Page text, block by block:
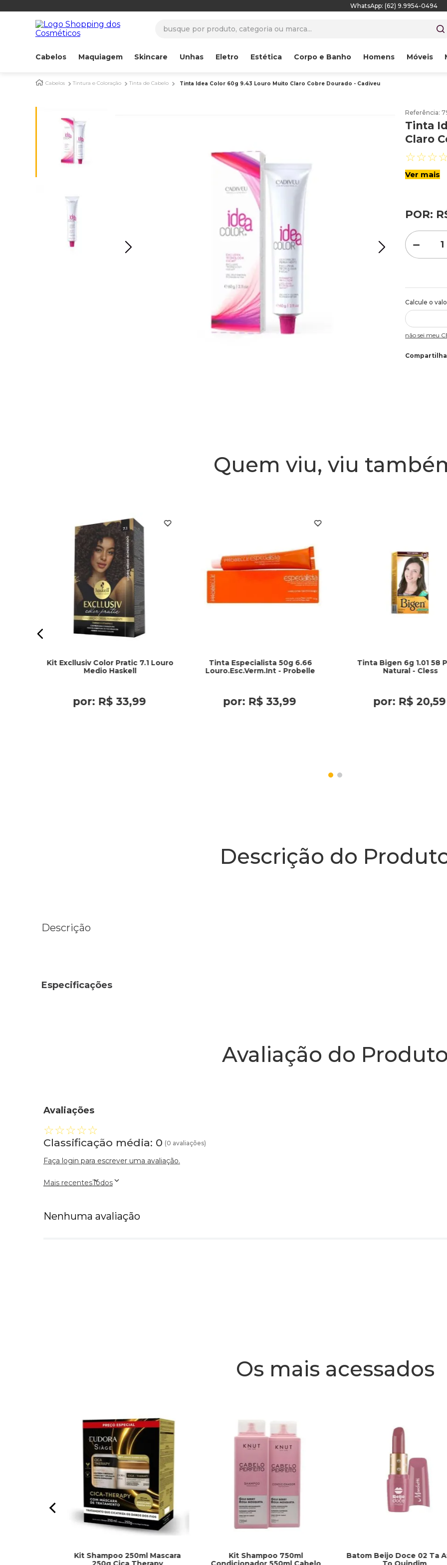
WhatsApp: (62) 9.9954-0494
Cabelos Maquiagem Skincare Unhas Eletro Estética Corpo e Banho Homens Móveis
Cabelos Tintura e Coloração Tinta de Cabelo Tinta Idea Color 60g 9.43 Louro Muito Claro Cobre Dourado - Cadiveu
Referência:
Tinta
Claro
☆☆☆
Ver mais
POR:
－
Não sei meu
Quem viu, viu
Kit Excllusiv Color Pratic 7.1 Louro
Medio Haskell
por: R$ 33,99
Tinta Especialista 50g 6.66
Louro.Esc.Verm.Int - Probelle
por: R$ 33,99
Tinta Bigen 6g 1.01 58
Natural - Cless
por: R$ 20,59
Descrição do
Descrição
Especificações
Avaliação do
Avaliações
☆☆☆☆☆
Classificação média: 0 (0 avaliações)
Faça login para escrever uma avaliação.
Mais recentesTodos
Nenhuma avaliação
Os mais acessados
Kit Shampoo 250ml Mascara
Kit Shampoo 750ml
Batom Beijo Doce 02 Ta